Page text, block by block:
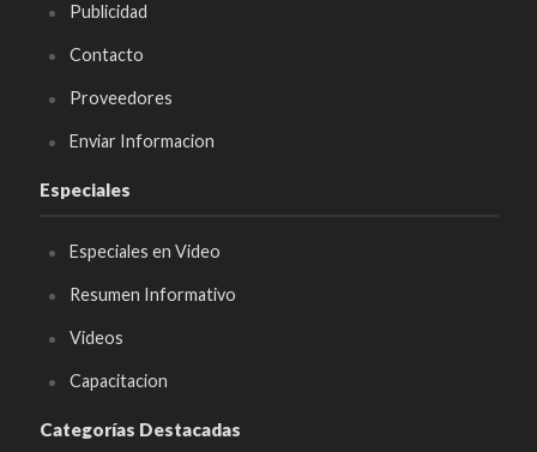
Publicidad
Contacto
Proveedores
Enviar Informacion
Especiales
Especiales en Video
Resumen Informativo
Videos
Capacitacion
Categorías Destacadas